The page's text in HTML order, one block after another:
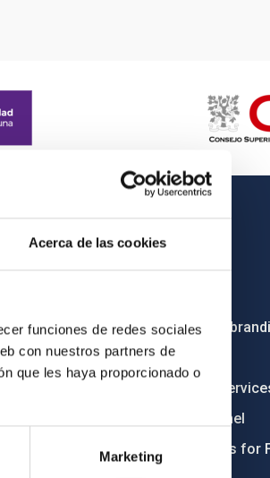
Acerca de las cookies
funciones de redes sociales
con nuestros partners de
que les haya proporcionado o
Marketing
Employment
Institutional
RSS
Electronic
Ethics channel
Condolences for